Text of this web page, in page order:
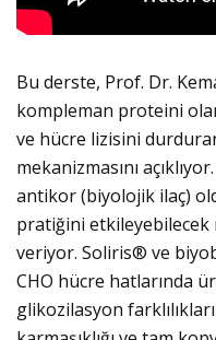
Bu derste, Prof. Dr.
kompleman proteini
ve hücre lizisini
mekanizmasını
antikor (biyolojik ilaç)
pratiğini
veriyor. Soliris® ve
CHO hücre hatlarında
glikozilasyon